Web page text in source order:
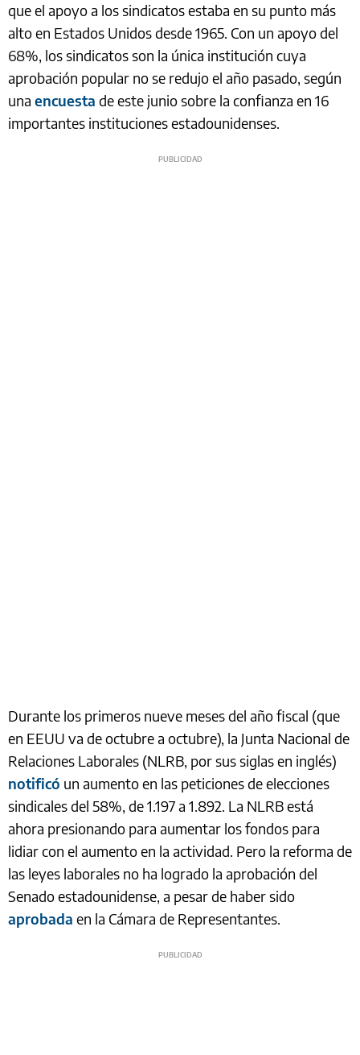
que el apoyo a los sindicatos estaba en su punto más
alto en Estados Unidos desde 1965. Con un apoyo del
68%, los sindicatos son la única institución cuya
aprobación popular no se redujo el año pasado, según
una encuesta de este junio sobre la confianza en 16
importantes instituciones estadounidenses.
Durante los primeros nueve meses del año fiscal (que
en EEUU va de octubre a octubre), la Junta Nacional de
Relaciones Laborales (NLRB, por sus siglas en inglés)
notificó un aumento en las peticiones de elecciones
sindicales del 58%, de 1.197 a 1.892. La NLRB está
ahora presionando para aumentar los fondos para
lidiar con el aumento en la actividad. Pero la reforma de
las leyes laborales no ha logrado la aprobación del
Senado estadounidense, a pesar de haber sido
aprobada en la Cámara de Representantes.